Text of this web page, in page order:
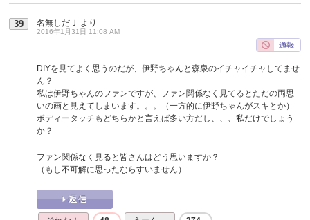
39 名無しだＪ より
2016年1月31日 11:08 AM
DIYを見てよく思うのだが、伊野ちゃんと森泉のイチャイチャしてませ
ん？
私は伊野ちゃんのファンですが、ファン関係なく見てるとただの両思
いの画と見えてしまいます。。。（一方的に伊野ちゃんがスキとか）
ボディータッチもどちらかと言えば多い方だし、、、私だけでしょう
か？
ファン関係なく見ると皆さんはどう思いますか？
（もし不可解に思ったならすいません）